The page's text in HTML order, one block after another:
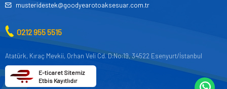
musteridestek@goodyearotoaksesuar.com.tr
0212 955 5515
Atatürk, Kıraç Mevkii, Orhan Veli Cd. D:No:19, 34522 Esenyurt/İstanbul
E-ticaret Sitemiz
Etbis Kayıtlıdır